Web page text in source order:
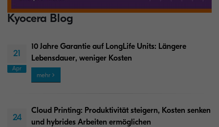
Kyocera Blog
21
Apr
10 Jahre Garantie auf LongLife Units: Längere
Lebensdauer, weniger Kosten
mehr
24
Cloud Printing: Produktivität steigern, Kosten senken
und hybrides Arbeiten ermöglichen